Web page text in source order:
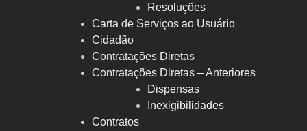
Resoluções
Carta de Serviços ao Usuário
Cidadão
Contratações Diretas
Contratações Diretas – Anteriores
Dispensas
Inexigibilidades
Contratos